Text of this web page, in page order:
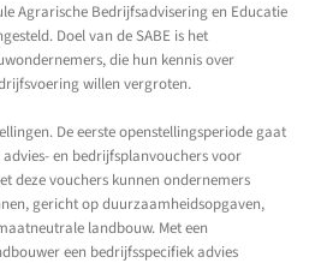
Agrarische Bedrijfsadvisering en Educatie
Doel van de SABE is het
die hun kennis over
willen vergroten.
De eerste openstellingsperiode gaat
en bedrijfsplanvouchers voor
deze vouchers kunnen ondernemers
gericht op duurzaamheidsopgaven,
landbouw. Met een
een bedrijfsspecifiek advies